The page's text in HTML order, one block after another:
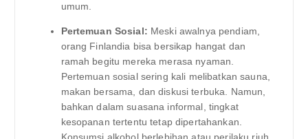
umum.
Pertemuan Sosial: Meski awalnya pendiam,
orang Finlandia bisa bersikap hangat dan
ramah begitu mereka merasa nyaman.
Pertemuan sosial sering kali melibatkan sauna,
makan bersama, dan diskusi terbuka. Namun,
bahkan dalam suasana informal, tingkat
kesopanan tertentu tetap dipertahankan.